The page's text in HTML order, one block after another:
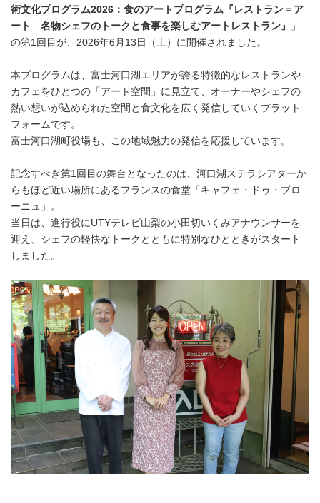
術文化プログラム2026：食のアートプログラム『レストラン＝ア
ート 名物シェフのトークと食事を楽しむアートレストラン』
」
の第1回目が、2026年6月13日（土）に開催されました。
本プログラムは、富士河口湖エリアが誇る特徴的なレストランや
カフェをひとつの「アート空間」に見立て、オーナーやシェフの
熱い想いが込められた空間と食文化を広く発信していくプラット
フォームです。
富士河口湖町役場も、この地域魅力の発信を応援しています。
記念すべき第1回目の舞台となったのは、河口湖ステラシアターか
らもほど近い場所にあるフランスの食堂「キャフェ・ドゥ・ブロ
ーニュ」。
当日は、進行役にUTYテレビ山梨の小田切いくみアナウンサーを
迎え、シェフの軽快なトークとともに特別なひとときがスタート
しました。